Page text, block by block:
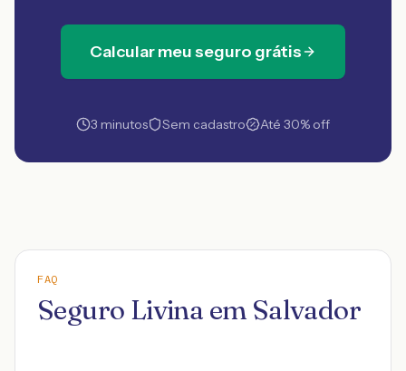
Calcular meu seguro grátis
3 minutos Sem cadastro Até 30% off
FAQ
Seguro Livina em Salvador